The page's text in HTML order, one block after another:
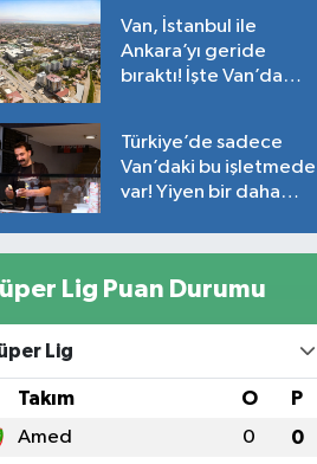
Van, İstanbul ile
Ankara’yı geride
bıraktı! İşte Van’da
Türkiye’de sadece
Van’daki bu işletmede
var! Yiyen bir daha
Lig Puan Durumu
Lig
Takım O P
Amed 0 0